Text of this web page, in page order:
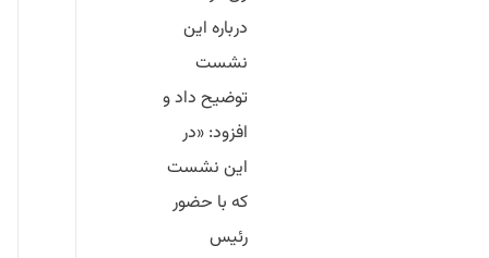
درباره این
نشست
توضیح داد و
افزود: «در
این نشست
که با حضور
رئیس